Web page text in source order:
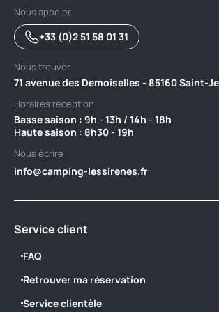
Nous appeler
+33 (0)2 51 58 01 31
Nous trouver
71 avenue des Demoiselles - 85160 Saint-
Horaires réception
Basse saison : 9h - 13h / 14h - 18h
Haute saison : 8h30 - 19h
Nous écrire
info@camping-lessirenes.fr
Service client
FAQ
Retrouver ma réservation
Service clientèle